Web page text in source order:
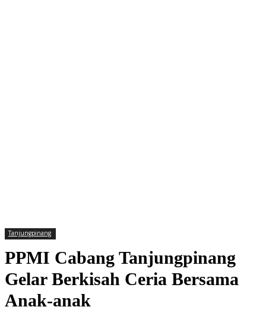
Tanjungpinang
PPMI Cabang Tanjungpinang
Gelar Berkisah Ceria Bersama
Anak-anak